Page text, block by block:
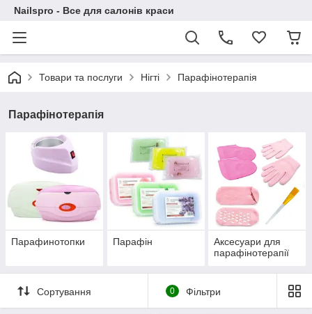
Nailspro - Все для салонів краси
Товари та послуги Нігті Парафінотерапія
Парафінотерапія
Парафинотопки Парафін
Аксесуари для
парафінотерапії
Сортування 0 Фільтри